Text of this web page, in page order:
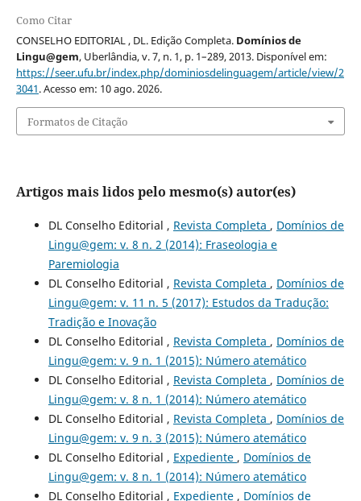
Como Citar
CONSELHO EDITORIAL , DL. Edição Completa. Domínios de
Lingu@gem, Uberlândia, v. 7, n. 1, p. 1–289, 2013. Disponível em:
https://seer.ufu.br/index.php/dominiosdelinguagem/article/view/2
3041. Acesso em: 10 ago. 2026.
Formatos de Citação
Artigos mais lidos pelo mesmo(s) autor(es)
DL Conselho Editorial , Revista Completa , Domínios de
Lingu@gem: v. 8 n. 2 (2014): Fraseologia e
Paremiologia
DL Conselho Editorial , Revista Completa , Domínios de
Lingu@gem: v. 11 n. 5 (2017): Estudos da Tradução:
Tradição e Inovação
DL Conselho Editorial , Revista Completa , Domínios de
Lingu@gem: v. 9 n. 1 (2015): Número atemático
DL Conselho Editorial , Revista Completa , Domínios de
Lingu@gem: v. 8 n. 1 (2014): Número atemático
DL Conselho Editorial , Revista Completa , Domínios de
Lingu@gem: v. 9 n. 3 (2015): Número atemático
DL Conselho Editorial , Expediente , Domínios de
Lingu@gem: v. 8 n. 1 (2014): Número atemático
DL Conselho Editorial , Expediente , Domínios de